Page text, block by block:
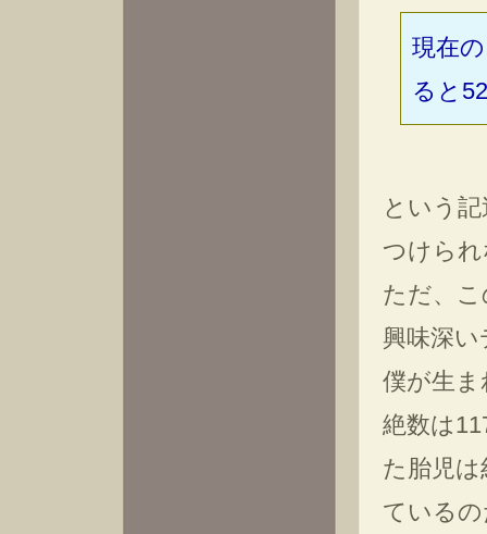
現在
ると
という
つけら
ただ、
興味深
僕が生ま
絶数は
た胎児
ている